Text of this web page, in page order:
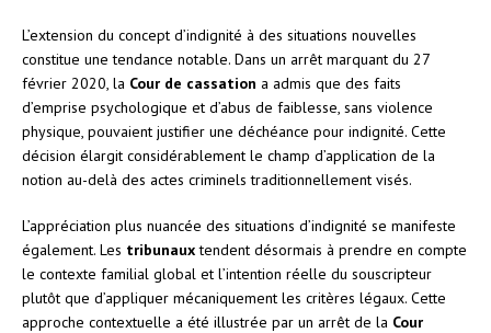
L’extension du concept d’indignité à des situations nouvelles
constitue une tendance notable. Dans un arrêt marquant du 27
février 2020, la Cour de cassation a admis que des faits
d’emprise psychologique et d’abus de faiblesse, sans violence
physique, pouvaient justifier une déchéance pour indignité. Cette
décision élargit considérablement le champ d’application de la
notion au-delà des actes criminels traditionnellement visés.
L’appréciation plus nuancée des situations d’indignité se manifeste
également. Les tribunauxtendent désormais à prendre en compte
le contexte familial global et l’intention réelle du souscripteur
plutôt que d’appliquer mécaniquement les critères légaux. Cette
approche contextuelle a été illustrée par un arrêt de la Cour